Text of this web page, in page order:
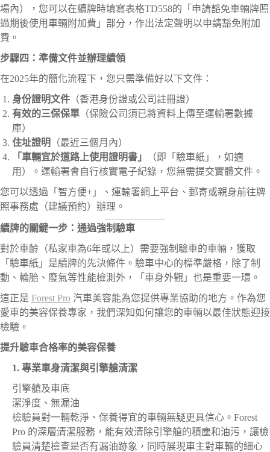
場內），您可以在續牌時填寫表格TD558的「申請豁免車輛牌照
過期後使用車輛附加費」部分，作出法定聲明以申請豁免附加
費。
步驟四：準備文件並辦理續領
在2025年的簡化流程下，您只需準備好以下文件：
身份證明文件 （香港身份證或公司註冊證）
有效的三保保單 （保險公司須已將資料上傳至運輸署數據
庫）
住址證明
（最近三個月內）
「車輛宜於道路上使用證明書」
（即「驗車紙」，如適
用）。運輸署會自行核實電子紀錄，您無需提交實體文件。
您可以透過「智方便+」、運輸署網上平台、郵寄或親身前往牌
照事務處（建議預約）辦理。
續牌的關鍵一步：通過強制驗車
對於車齡（私家車為6年或以上）需要強制驗車的車輛，獲取
「驗車紙」是續牌的先決條件。驗車中心的標準嚴格，除了制
動、輪胎、廢氣等性能檢測外，「車身外觀」也是重要一環。
這正是 Forest Pro 汽車美容能為您提供專業協助的地方。作為您
愛車的美容保養專家，我們深知如何讓您的車輛以最佳狀態迎接
檢驗。
提升驗車合格率的美容保養
1. 專業車身清潔與引擎艙清潔
引擎艙及車底
潔淨度、無漏油
檢驗員對一輛乾淨、保養得宜的車輛無疑更具信心。Forest
Pro 的深層清潔服務，能有效清除引擎艙的積塵和油污，讓檢
驗員清楚檢查是否有漏油跡象，同時展現車主對車輛的細心